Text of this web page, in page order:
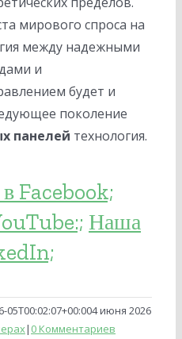
мирового спроса на
между надежными
и
будет и
поколение
панелей технология.
Facebook;
Наша
05T00:02:07+00:004 июня 2026
| 0 Комментариев